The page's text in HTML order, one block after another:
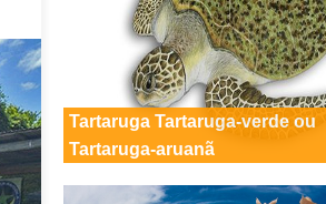
Tartaruga Tartaruga-verde ou
Tartaruga-aruanã